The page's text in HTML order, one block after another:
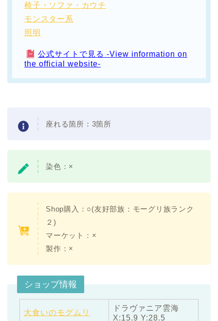
椅子・ソファ・カウチ
モンスター系
照明
公式サイトで見る -View information on
the official website-
座れる箇所：3箇所
染色：×
Shop購入：○(友好部族：モーグリ族ランク
２)
マーケット：×
製作：×
ショップ情報
大食いのモグムリ
ドラヴァニア雲海
X:15.9 Y:28.5